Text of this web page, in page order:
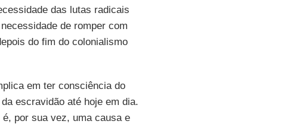
das lutas radicais
de romper com
do fim do colonialismo
em ter consciência do
escravidão até hoje em dia.
por sua vez, uma causa e